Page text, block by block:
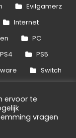
Evilgamerz
Internet
PC
PS4
PS5
Switch
ervoor te
vragen